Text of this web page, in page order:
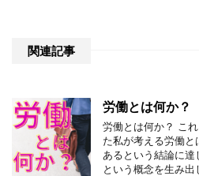
関連記事
労働とは何か？
労働とは何か？ こ
た私が考える労働
あるという結論に
という概念を生み